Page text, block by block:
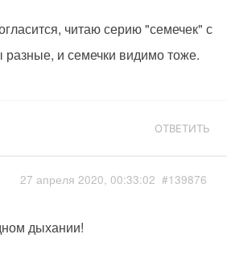
читаю серию "семечек" с
разные, и семечки видимо тоже.
ОТВЕТИТЬ
27 апреля 2020, 00:33:02 #139876
дыхании!